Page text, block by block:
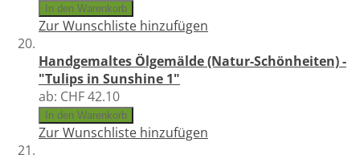
In den Warenkorb
Zur Wunschliste hinzufügen
Handgemaltes Ölgemälde (Natur-Schönheiten) -
"Tulips in Sunshine 1"
ab: CHF 42.10
In den Warenkorb
Zur Wunschliste hinzufügen